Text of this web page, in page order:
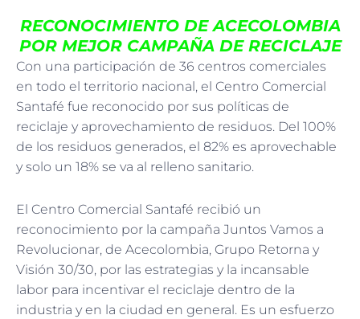
RECONOCIMIENTO DE ACECOLOMBIA
POR MEJOR CAMPAÑA DE RECICLAJE
Con una participación de 36 centros comerciales
en todo el territorio nacional, el Centro Comercial
Santafé fue reconocido por sus políticas de
reciclaje y aprovechamiento de residuos. Del 100%
de los residuos generados, el 82% es aprovechable
y solo un 18% se va al relleno sanitario.
El Centro Comercial Santafé recibió un
reconocimiento por la campaña Juntos Vamos a
Revolucionar, de Acecolombia, Grupo Retorna y
Visión 30/30, por las estrategias y la incansable
labor para incentivar el reciclaje dentro de la
industria y en la ciudad en general. Es un esfuerzo